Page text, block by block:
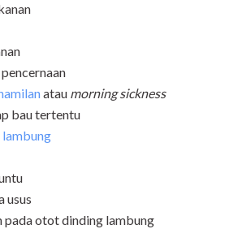
atau morning sickness
bau tertentu
lambung
usus
pada otot dinding lambung